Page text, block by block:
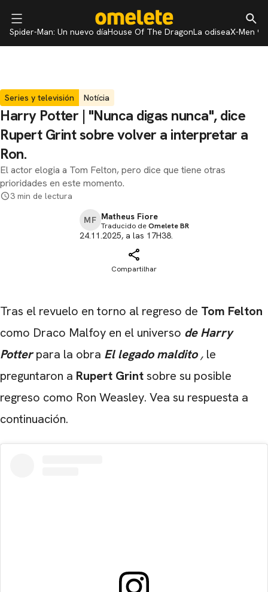
Spider-Man: Un nuevo díaHouse Of The DragonLa odiseaX-Men 97
Series y televisión Notícia
Harry Potter | "Nunca digas nunca", dice
Rupert Grint sobre volver a interpretar a
Ron.
El actor elogia a Tom Felton, pero dice que tiene otras
prioridades en este momento.
3 min de lectura
MF Matheus Fiore
Traducido deOmelete BR
24.11.2025, a las 17H38.
Compartilhar
Tras el revuelo en torno al regreso de Tom Felton
como Draco Malfoy en el universo de Harry
Potterpara la obra El legado maldito , le
preguntaron a Rupert Grintsobre su posible
regreso como Ron Weasley. Vea su respuesta a
continuación.